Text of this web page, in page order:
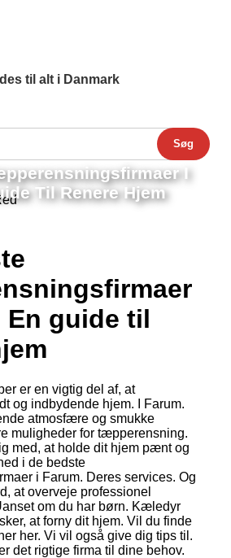
til alt i Danmark
Søg
I
Til Renere Hjem
En guide til
er en vigtig del af, at
og indbydende hjem. I Farum.
atmosfære og smukke
muligheder for tæpperensning.
med, at holde dit hjem pænt og
i de bedste
i Farum. Deres services. Og
at overveje professionel
om du har børn. Kæledyr
at forny dit hjem. Vil du finde
her. Vi vil også give dig tips til.
det rigtige firma til dine behov.